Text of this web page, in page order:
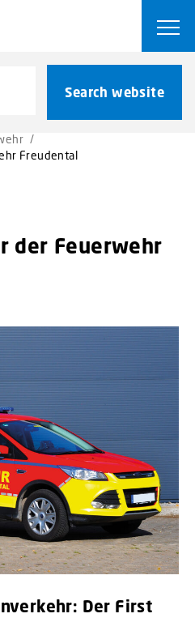
Search website
/
Freudental
der Feuerwehr
Der First